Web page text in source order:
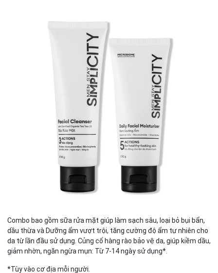
Combo bao gồm sữa rửa mặt giúp làm sạch sâu, loại bỏ bụi bẩn,
dầu thừa và Dưỡng ẩm vượt trội, tăng cường độ ẩm tự nhiên cho
da từ lần đầu sử dụng . Củng cố hàng rào bảo vệ da, giúp kiềm dầu,
giảm nhờn, ngăn ngừa mụn: Từ 7-14 ngày sử dụng*.
*Tùy vào cơ địa mỗi người.